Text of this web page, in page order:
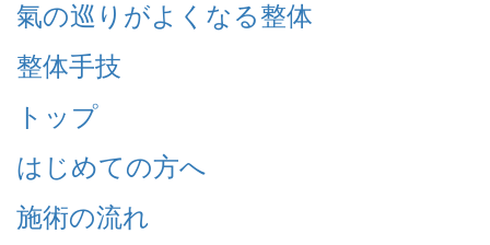
氣の巡りがよくなる整体
整体手技
トップ
はじめての方へ
施術の流れ